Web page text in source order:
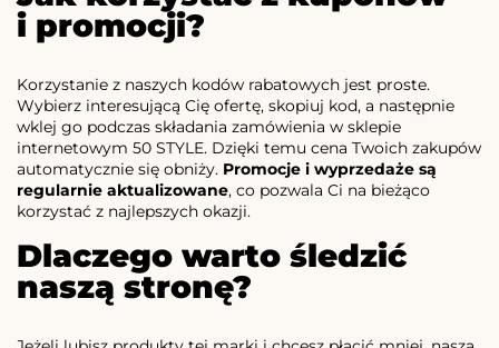
i promocji?
Korzystanie z naszych kodów rabatowych jest proste.
Wybierz interesującą Cię ofertę, skopiuj kod, a następnie
wklej go podczas składania zamówienia w sklepie
internetowym 50 STYLE. Dzięki temu cena Twoich zakupów
automatycznie się obniży. Promocje i wyprzedaże są
regularnie aktualizowane, co pozwala Ci na bieżąco
korzystać z najlepszych okazji.
Dlaczego warto śledzić
naszą stronę?